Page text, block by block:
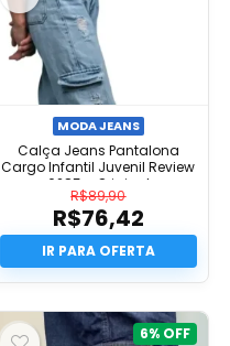
MODA JEANS
Calça Jeans Pantalona
Cargo Infantil Juvenil Review
6285 – Original
R$89,90
O
preço
original
era:
R$76,42
O
preço
atual
R$76,42.
6%